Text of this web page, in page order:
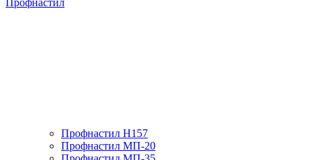
Профнастил
Профнастил H157
Профнастил МП-20